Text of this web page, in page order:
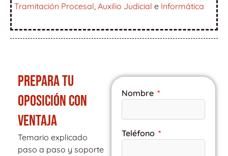
Tramitación Procesal, Auxilio Judicial e Informática
PREPARA TU
OPOSICIÓN CON
VENTAJA
Temario explicado
paso a paso y soporte
Nombre
Teléfono